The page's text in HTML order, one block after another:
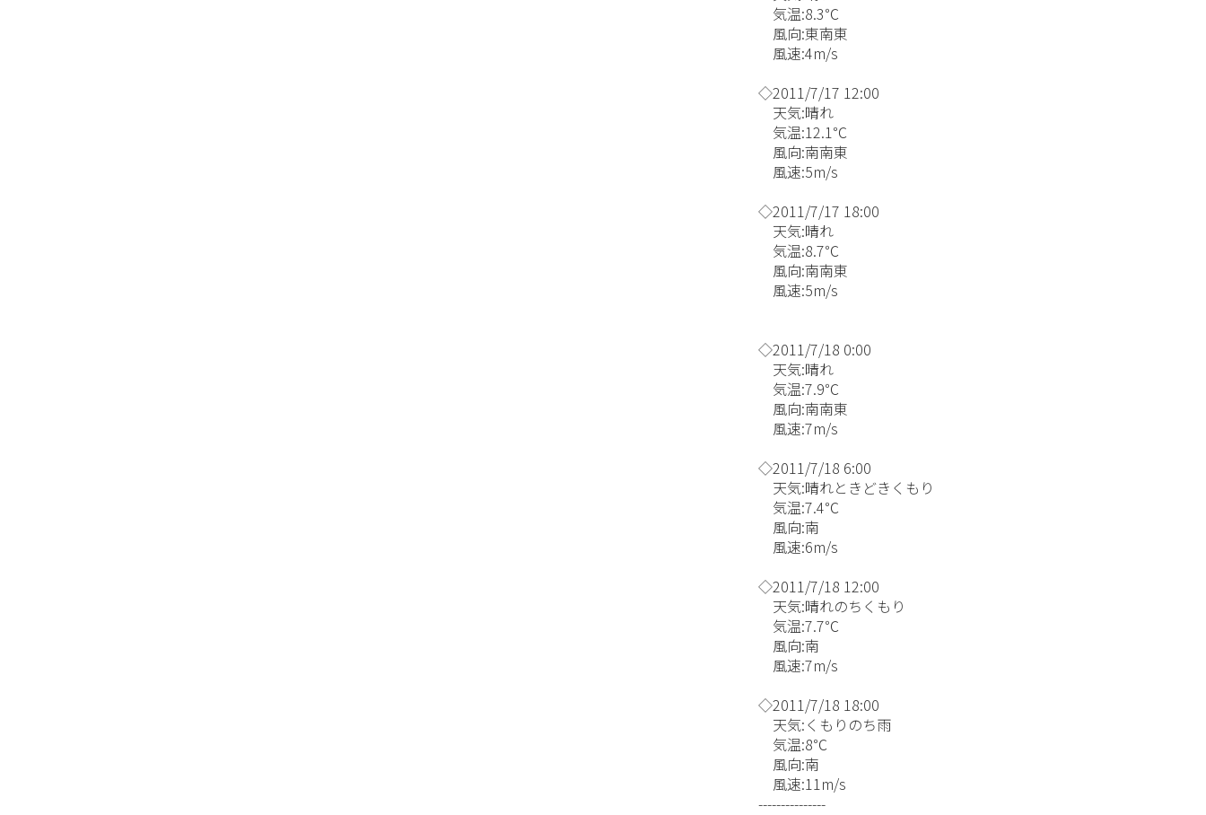
気温:8.3℃
風向:東南東
風速:4m/s
◇2011/7/17 12:00
天気:晴れ
気温:12.1℃
風向:南南東
風速:5m/s
◇2011/7/17 18:00
天気:晴れ
気温:8.7℃
風向:南南東
風速:5m/s
◇2011/7/18 0:00
天気:晴れ
気温:7.9℃
風向:南南東
風速:7m/s
◇2011/7/18 6:00
天気:晴れときどきくもり
気温:7.4℃
風向:南
風速:6m/s
◇2011/7/18 12:00
天気:晴れのちくもり
気温:7.7℃
風向:南
風速:7m/s
◇2011/7/18 18:00
天気:くもりのち雨
気温:8℃
風向:南
風速:11m/s
---------------